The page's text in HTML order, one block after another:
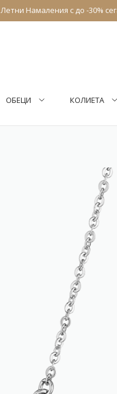
Летни Намаления с до -30%
ОБEЦИ КОЛИЕТА